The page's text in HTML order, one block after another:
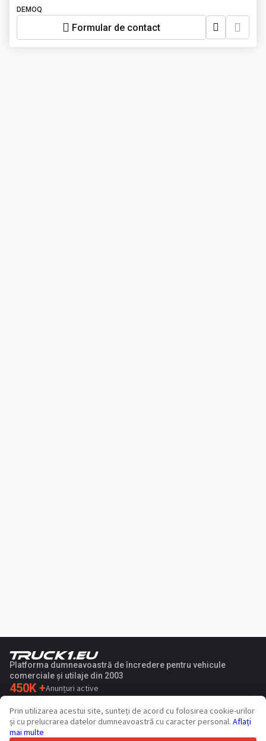
DEMOQ
Formular de contact
Platforma dumneavoastră de încredere pentru vehicule
comerciale și utilaje din 2003
450K +Anunțuri active
36 Limbi acceptate
4.7/5
Prin utilizarea acestui site, sunteți de acord cu folosirea cookie-urilor
și cu prelucrarea datelor dumneavoastră cu caracter personal. Aflați
mai multe